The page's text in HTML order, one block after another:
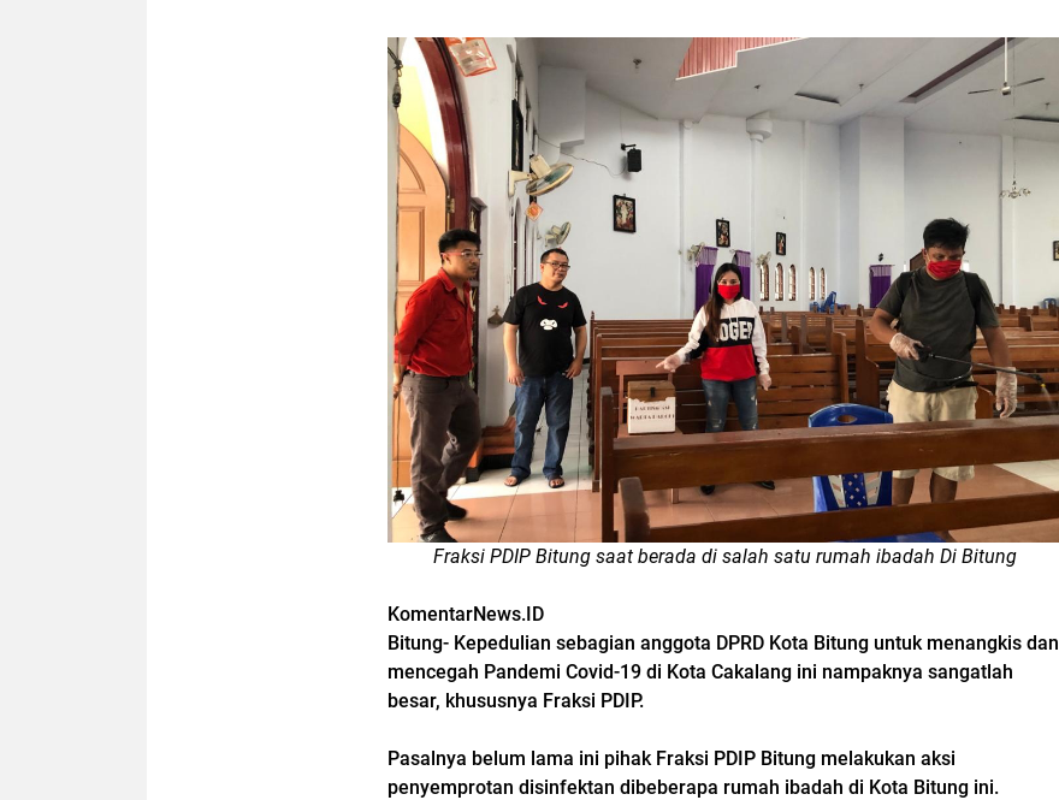
Fraksi PDIP Bitung saat berada di salah satu rumah ibadah Di Bitung
KomentarNews.ID
Bitung- Kepedulian sebagian anggota DPRD Kota Bitung untuk menangkis dan
mencegah Pandemi Covid-19 di Kota Cakalang ini nampaknya sangatlah
besar, khususnya Fraksi PDIP.
Pasalnya belum lama ini pihak Fraksi PDIP Bitung melakukan aksi
penyemprotan disinfektan dibeberapa rumah ibadah di Kota Bitung ini.